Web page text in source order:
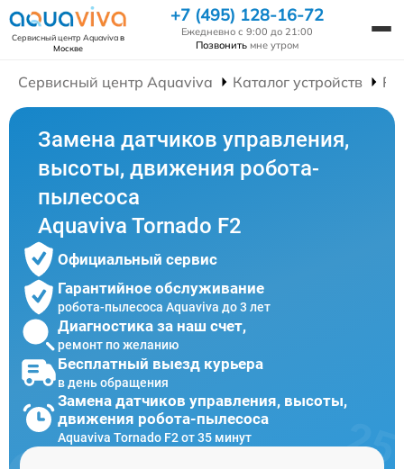
Сервисный центр Aquavivaв
Москве
+7 (495) 128-16-72
Ежедневно с 9:00 до 21:00
Позвонить мне утром
Сервисный центр Aquaviva Каталог устройств
Замена датчиков управления,
высоты, движения робота-
пылесоса
Aquaviva Tornado F2
Официальный сервис
Гарантийное обслуживание
робота-пылесоса Aquaviva до 3 лет
Диагностика за наш счет,
ремонт по желанию
Бесплатный выезд курьера
в день обращения
Замена датчиков управления, высоты,
движения робота-пылесоса
Aquaviva Tornado F2 от 35 минут